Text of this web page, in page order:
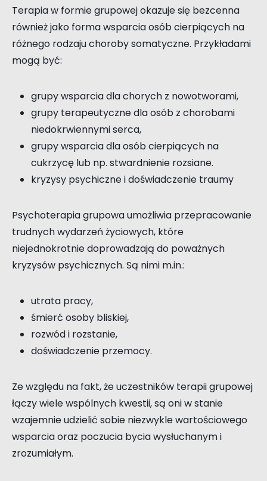
Terapia w formie grupowej okazuje się bezcenna
również jako forma wsparcia osób cierpiących na
różnego rodzaju choroby somatyczne. Przykładami
mogą być:
grupy wsparcia dla chorych z nowotworami,
grupy terapeutyczne dla osób z chorobami
niedokrwiennymi serca,
grupy wsparcia dla osób cierpiących na
cukrzycę lub np. stwardnienie rozsiane.
kryzysy psychiczne i doświadczenie traumy
Psychoterapia grupowa umożliwia przepracowanie
trudnych wydarzeń życiowych, które
niejednokrotnie doprowadzają do poważnych
kryzysów psychicznych. Są nimi m.in.:
utrata pracy,
śmierć osoby bliskiej,
rozwód i rozstanie,
doświadczenie przemocy.
Ze względu na fakt, że uczestników terapii grupowej
łączy wiele wspólnych kwestii, są oni w stanie
wzajemnie udzielić sobie niezwykle wartościowego
wsparcia oraz poczucia bycia wysłuchanym i
zrozumiałym.